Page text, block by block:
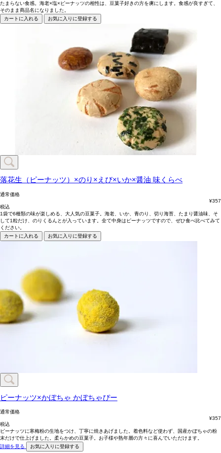
たまらない食感。海老×塩×ピーナッツの相性は、豆菓子好きの方を虜にします。食感が良すぎて、
そのまま商品名になりました。
カートに入れる
お気に入りに登録する
落花生（ピーナッツ）×のり×えび×いか×醤油 味くらべ
通常価格
¥357
税込
1袋で6種類の味が楽しめる、大人気の豆菓子。海老、いか、青のり、切り海苔、たまり醤油味、そ
して1粒だけ、のりくるんとが入っています。全て中身はピーナッツですので、ぜひ食べ比べてみて
ください。
カートに入れる
お気に入りに登録する
ピーナッツ×かぼちゃ かぼちゃぴー
通常価格
¥357
税込
ピーナッツに寒梅粉の生地をつけ、丁寧に焼きあげました。着色料など使わず、国産かぼちゃの粉
末だけで仕上げました。柔らかめの豆菓子。お子様や熟年層の方々に喜んでいただけます。
詳細を見る
お気に入りに登録する